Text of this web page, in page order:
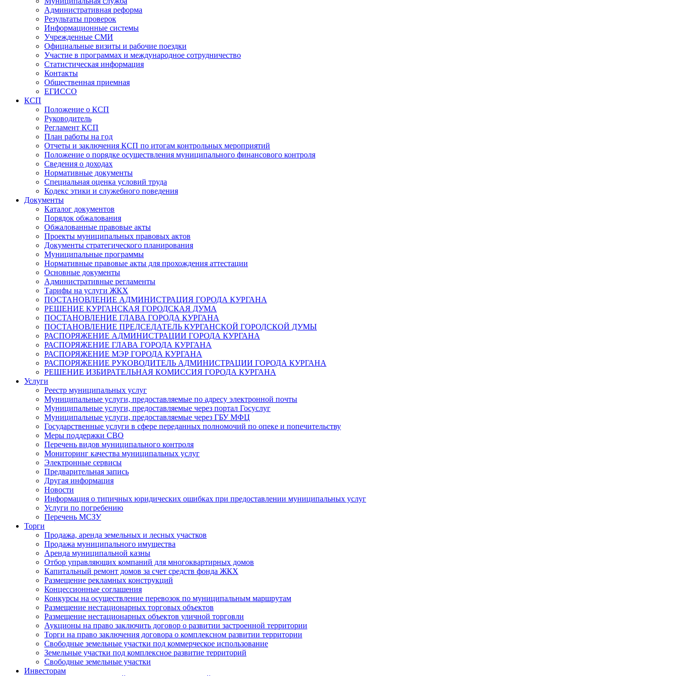
Административная реформа
Результаты проверок
Информационные системы
Учрежденные СМИ
Официальные визиты и рабочие поездки
Участие в программах и международное сотрудничество
Статистическая информация
Контакты
Общественная приемная
ЕГИССО
КСП
Положение о КСП
Руководитель
Регламент КСП
План работы на год
Отчеты и заключения КСП по итогам контрольных мероприятий
Положение о порядке осуществления муниципального финансового контроля
Сведения о доходах
Нормативные документы
Специальная оценка условий труда
Кодекс этики и служебного поведения
Документы
Каталог документов
Порядок обжалования
Обжалованные правовые акты
Проекты муниципальных правовых актов
Документы стратегического планирования
Муниципальные программы
Нормативные правовые акты для прохождения аттестации
Основные документы
Административные регламенты
Тарифы на услуги ЖКХ
ПОСТАНОВЛЕНИЕ АДМИНИСТРАЦИЯ ГОРОДА КУРГАНА
РЕШЕНИЕ КУРГАНСКАЯ ГОРОДСКАЯ ДУМА
ПОСТАНОВЛЕНИЕ ГЛАВА ГОРОДА КУРГАНА
ПОСТАНОВЛЕНИЕ ПРЕДСЕДАТЕЛЬ КУРГАНСКОЙ ГОРОДСКОЙ ДУМЫ
РАСПОРЯЖЕНИЕ АДМИНИСТРАЦИИ ГОРОДА КУРГАНА
РАСПОРЯЖЕНИЕ ГЛАВА ГОРОДА КУРГАНА
РАСПОРЯЖЕНИЕ МЭР ГОРОДА КУРГАНА
РАСПОРЯЖЕНИЕ РУКОВОДИТЕЛЬ АДМИНИСТРАЦИИ ГОРОДА КУРГАНА
РЕШЕНИЕ ИЗБИРАТЕЛЬНАЯ КОМИССИЯ ГОРОДА КУРГАНА
Услуги
Реестр муниципальных услуг
Муниципальные услуги, предоставляемые по адресу электронной почты
Муниципальные услуги, предоставляемые через портал Госуслуг
Муниципальные услуги, предоставляемые через ГБУ МФЦ
Государственные услуги в сфере переданных полномочий по опеке и попечительству
Меры поддержки СВО
Перечень видов муниципального контроля
Мониторинг качества муниципальных услуг
Электронные сервисы
Предварительная запись
Другая информация
Новости
Информация о типичных юридических ошибках при предоставлении муниципальных услуг
Услуги по погребению
Перечень МСЗУ
Торги
Продажа, аренда земельных и лесных участков
Продажа муниципального имущества
Аренда муниципальной казны
Отбор управляющих компаний для многоквартирных домов
Капитальный ремонт домов за счет средств фонда ЖКХ
Размещение рекламных конструкций
Концессионные соглашения
Конкурсы на осуществление перевозок по муниципальным маршрутам
Размещение нестационарных торговых объектов
Размещение нестационарных объектов уличной торговли
Аукционы на право заключить договор о развитии застроенной территории
Торги на право заключения договора о комплексном развитии территории
Свободные земельные участки под коммерческое использование
Земельные участки под комплексное развитие территорий
Свободные земельные участки
Инвесторам